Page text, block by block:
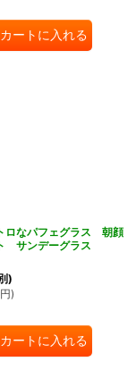
カートに入れる
なパフェグラス 朝顔
サンデーグラス
)
円)
カートに入れる